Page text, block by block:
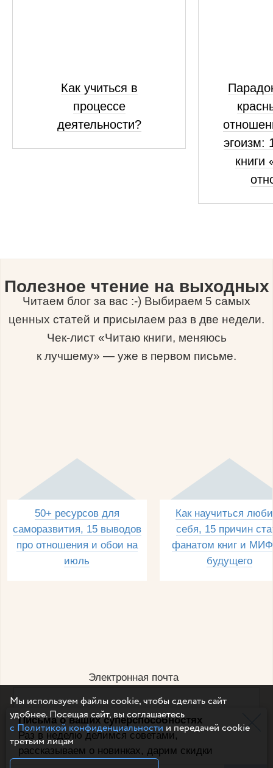
Письма о ваших суперспособностях
Раз в неделю делимся советами,
рассказываем о новинках, дарим скидки
Как учиться в
процессе
деятельности?
эгоизм:
книги
Полезное чтение на выходных
Читаем блог за вас :-) Выбираем 5 самых
ценных статей и присылаем раз в две недели.
Чек-лист «Читаю книги, меняюсь
к лучшему» — уже в первом письме.
50+ ресурсов для
саморазвития, 15 выводов
про отношения и обои на
июль
Как научиться
себя, 15 причин
фанатом книг и
будущего
Электронная почта
Например, dulsineya@gmail.com
Без спама и смс
Подписаться
Мы используем файлы cookie, чтобы сделать сайт
удобнее. Посещая сайт, вы соглашаетесь
с Политикой конфиденциальностии передачей cookie
третьим лицам